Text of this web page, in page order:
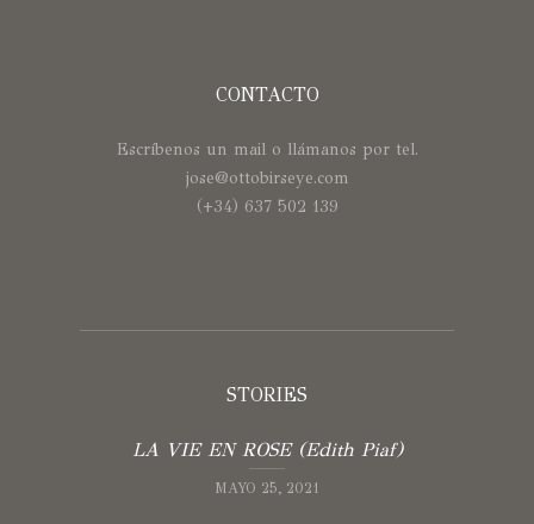
CONTACTO
Escríbenos un mail o llámanos por tel.
jose@ottobirseye.com
(+34) 637 502 139
STORIES
LA VIE EN ROSE (Edith Piaf)
MAYO 25, 2021